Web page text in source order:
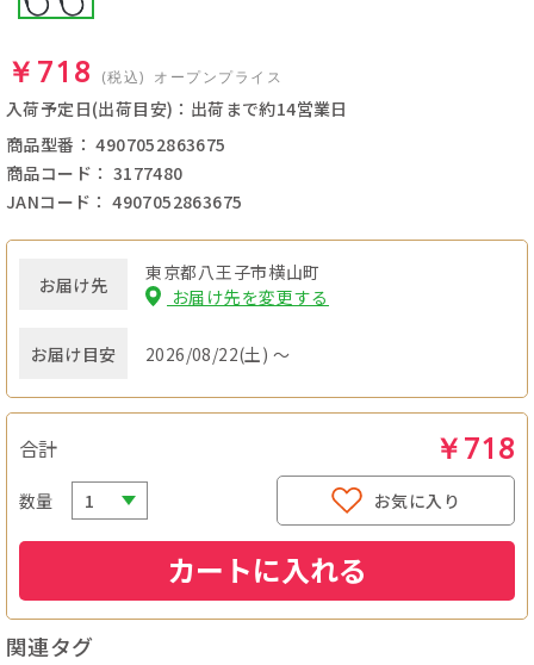
￥718 (税込) オープンプライス
入荷予定日(出荷目安)：出荷まで約14営業日
商品型番： 4907052863675
商品コード： 3177480
JANコード： 4907052863675
お届け先
東京都八王子市横山町
お届け先を変更する
お届け目安 2026/08/22(土) ～
合計 ￥718
数量 お気に入り
カートに入れる
関連タグ